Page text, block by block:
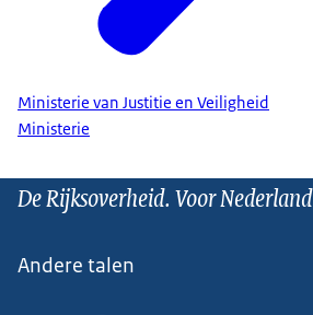
Ministerie van Justitie en Veiligheid
Ministerie
De Rijksoverheid. Voor Nederland
Andere talen